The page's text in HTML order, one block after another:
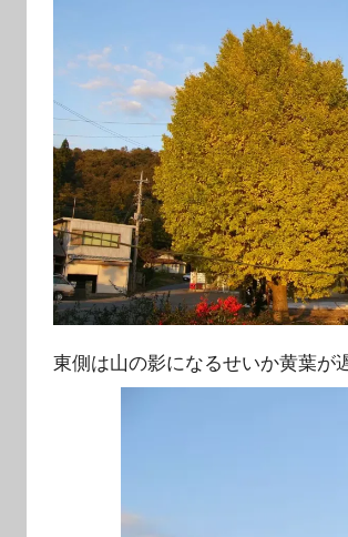
東側は山の影になるせいか黄葉が